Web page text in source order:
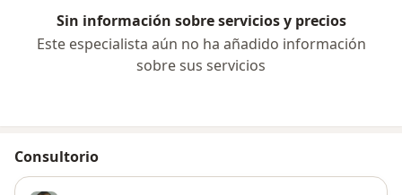
Sin información sobre servicios y precios
Este especialista aún no ha añadido información
sobre sus servicios
Consultorio